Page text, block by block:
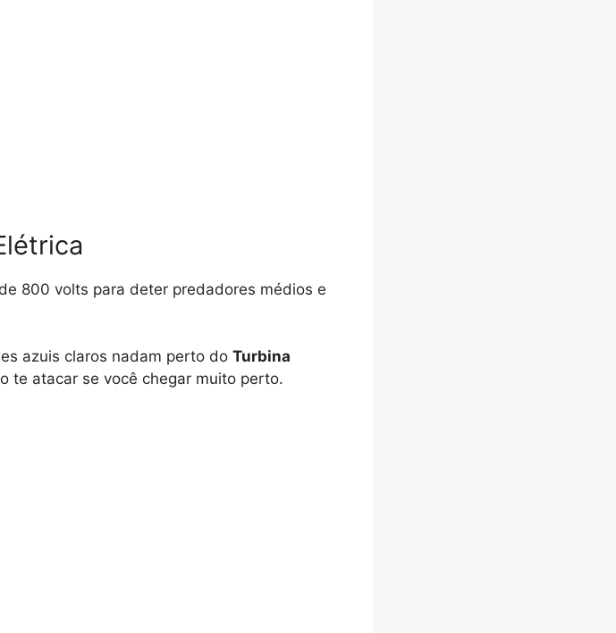
800 volts para deter predadores médios e
azuis claros nadam perto do Turbina
te atacar se você chegar muito perto.